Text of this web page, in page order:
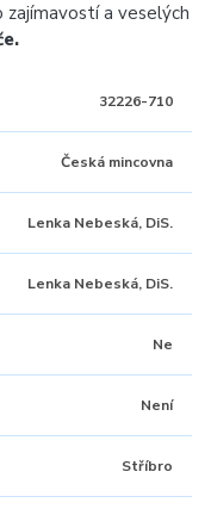
a veselých
32226-710
Česká mincovna
Lenka Nebeská, DiS.
Lenka Nebeská, DiS.
Ne
Není
Stříbro